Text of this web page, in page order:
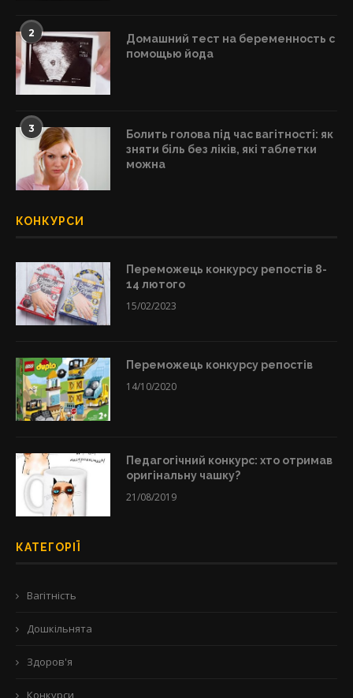
2
Домашний тест на беременность с
помощью йода
3
Болить голова під час вагітності: як
зняти біль без ліків, які таблетки
можна
КОНКУРСИ
Переможець конкурсу репостів 8-
14 лютого
15/02/2023
Переможець конкурсу репостів
14/10/2020
Педагогічний конкурс: хто отримав
оригінальну чашку?
21/08/2019
КАТЕГОРІЇ
Вагітність
Дошкільнята
Здоров'я
Конкурси